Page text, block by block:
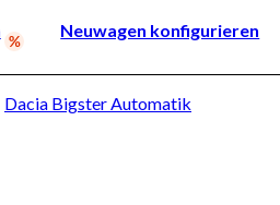
Neuwagen konfigurieren
Dacia Bigster Automatik